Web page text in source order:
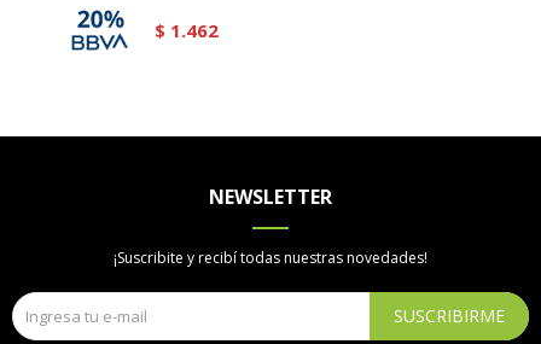
$ 1.462
NEWSLETTER
¡Suscribite y recibí todas nuestras novedades!
SUSCRIBIRME